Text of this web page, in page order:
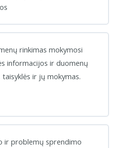
rinkimas mokymosi
informacijos ir duomenų
ir jų mokymas.
ir problemų sprendimo